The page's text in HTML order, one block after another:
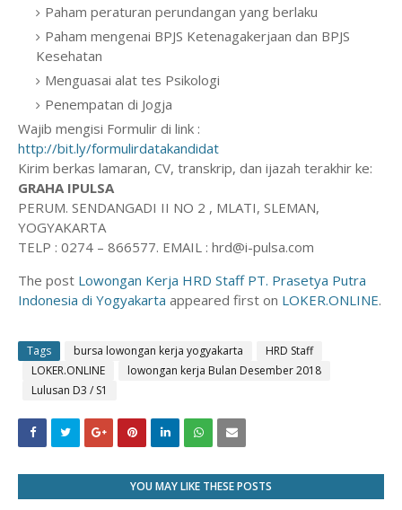
Paham peraturan perundangan yang berlaku
Paham mengenai BPJS Ketenagakerjaan dan BPJS
Kesehatan
Menguasai alat tes Psikologi
Penempatan di Jogja
Wajib mengisi Formulir di link :
http://bit.ly/formulirdatakandidat
Kirim berkas lamaran, CV, transkrip, dan ijazah terakhir ke:
GRAHA IPULSA
PERUM. SENDANGADI II NO 2 , MLATI, SLEMAN,
YOGYAKARTA
TELP : 0274 – 866577. EMAIL : hrd@i-pulsa.com
The post Lowongan Kerja HRD Staff PT. Prasetya Putra
Indonesia di Yogyakarta appeared first on LOKER.ONLINE.
Tags bursa lowongan kerja yogyakarta
HRD Staff
LOKER.ONLINE
lowongan kerja Bulan Desember 2018
Lulusan D3 / S1
YOU MAY LIKE THESE POSTS